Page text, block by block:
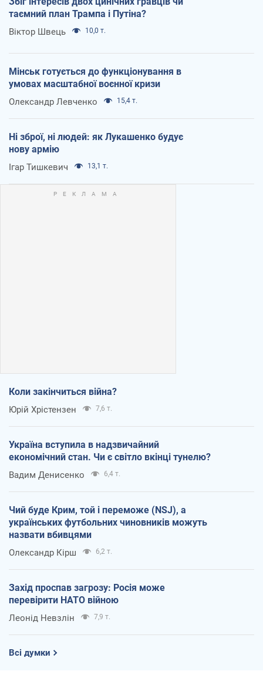
таємний план Трампа і Путіна?
Віктор Швець 10,0 т.
Мінськ готується до функціонування в
умовах масштабної воєнної кризи
Олександр Левченко 15,4 т.
Ні зброї, ні людей: як Лукашенко будує
нову армію
Ігар Тишкевич 13,1 т.
Коли закінчиться війна?
Юрій Хрістензен 7,6 т.
Україна вступила в надзвичайний
економічний стан. Чи є світло вкінці тунелю?
Вадим Денисенко 6,4 т.
Чий буде Крим, той і переможе (NSJ), а
українських футбольних чиновників можуть
назвати вбивцями
Олександр Кірш 6,2 т.
Захід проспав загрозу: Росія може
перевірити НАТО війною
Леонід Невзлін 7,9 т.
Всі думки